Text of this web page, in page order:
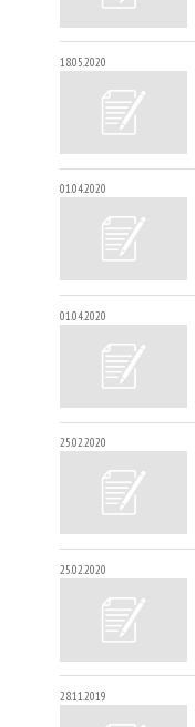
18.05.2020
01.04.2020
01.04.2020
25.02.2020
25.02.2020
28.11.2019